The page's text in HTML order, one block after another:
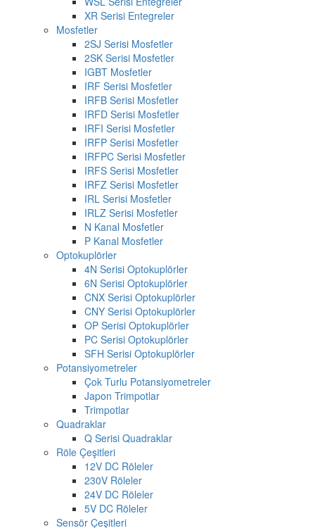
XR Serisi Entegreler
Mosfetler
2SJ Serisi Mosfetler
2SK Serisi Mosfetler
IGBT Mosfetler
IRF Serisi Mosfetler
IRFB Serisi Mosfetler
IRFD Serisi Mosfetler
IRFI Serisi Mosfetler
IRFP Serisi Mosfetler
IRFPC Serisi Mosfetler
IRFS Serisi Mosfetler
IRFZ Serisi Mosfetler
IRL Serisi Mosfetler
IRLZ Serisi Mosfetler
N Kanal Mosfetler
P Kanal Mosfetler
Optokuplörler
4N Serisi Optokuplörler
6N Serisi Optokuplörler
CNX Serisi Optokuplörler
CNY Serisi Optokuplörler
OP Serisi Optokuplörler
PC Serisi Optokuplörler
SFH Serisi Optokuplörler
Potansiyometreler
Çok Turlu Potansiyometreler
Japon Trimpotlar
Trimpotlar
Quadraklar
Q Serisi Quadraklar
Röle Çeşitleri
12V DC Röleler
230V Röleler
24V DC Röleler
5V DC Röleler
Sensör Çeşitleri